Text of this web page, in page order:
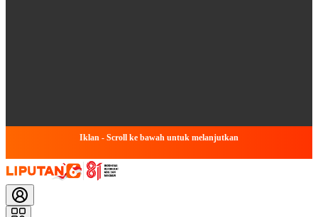
Iklan - Scroll ke bawah untuk melanjutkan